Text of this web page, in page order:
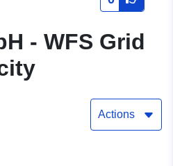
- WFS Grid
Actions